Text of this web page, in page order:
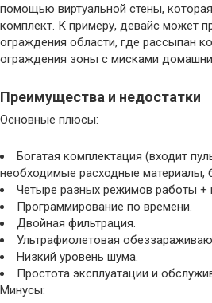
помощью виртуальной стены,
комплект. К примеру, девайс может
ограждения области, где рассыпан
ограждения зоны с мисками
Преимущества и недостатки
Основные плюсы:
Богатая комплектация (входит
необходимые расходные материалы,
Четыре разных режимов работы +
Программирование по времени.
Двойная фильтрация.
Ультрафиолетовая
Низкий уровень шума.
Простота эксплуатации и
Минусы: